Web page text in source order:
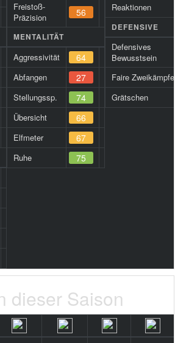
Freistoß-
Präzision
56
MENTALITÄT
Aggressivität 64
Abfangen 27
Stellungssp. 74
Übersicht 66
Elfmeter 67
Ruhe 75
Reaktionen
DEFENSIVE
Defensives
Bewusstsein
Faire Zweikämpfe
Grätschen
dieser Saison